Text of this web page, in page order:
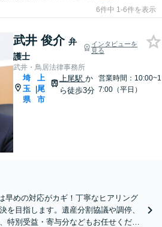
6件中 1-6件を表示
武井 俊介 弁
護士
インタビューを
見る
武井・鳥居法律事務所
埼
玉
県
|
上
尾
市
上尾駅 か
ら徒歩3分
営業時間：10:00~1
7:00（平日）
早めの対応がカギ！丁寧なヒアリング
を目指します。遺産分割協議や調停、
特別受益・寄与分などもお任せくださ